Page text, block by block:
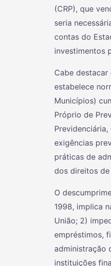
(CRP), que
seria
contas do
investimentos
Cabe
estabelece
Municípios)
Próprio de
exigências
práticas de
dos direitos de
O
1998, implica
União; 2)
empréstimos,
administração
instituições